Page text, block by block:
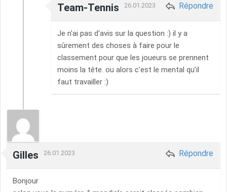
Team-Tennis 26.01.2023 Répondre
Je n'ai pas d'avis sur la question :) il y a
sûrement des choses à faire pour le
classement pour que les joueurs se prennent
moins la tête. ou alors c'est le mental qu'il
faut travailler :)
Gilles 26.01.2023 Répondre
Bonjour